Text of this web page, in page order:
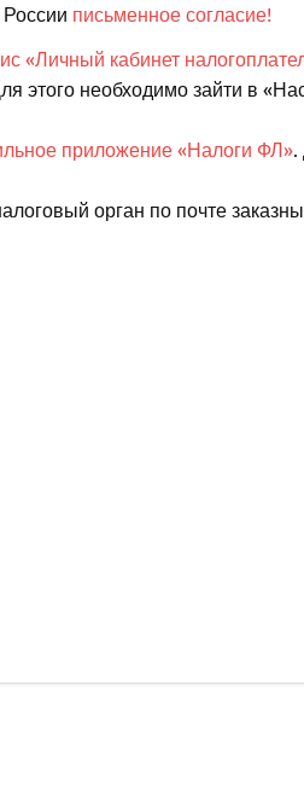
письменное согласие!
«Личный кабинет
этого необходимо зайти в
приложение «Налоги ФЛ».
орган по почте